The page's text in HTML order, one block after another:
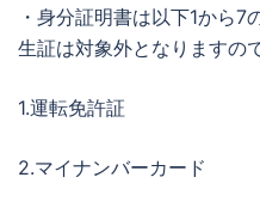
・身分証明書は以下1から
生証は対象外となりますの
1.運転免許証
2.マイナンバーカード